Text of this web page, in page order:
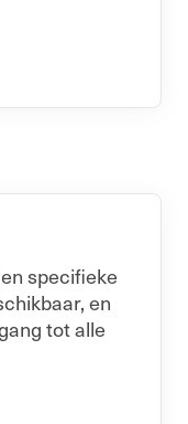
specifieke
en
tot alle